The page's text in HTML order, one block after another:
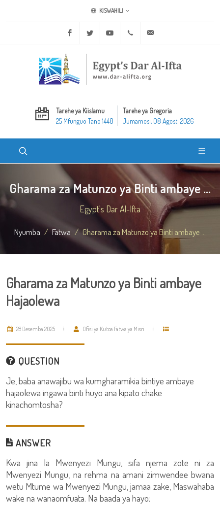
KISWAHILI
Facebook Twitter Youtube +20 2 25970400
Tarehe ya Kiislamu
25 Mfunguo Tano 1448
Tarehe ya Gregoria
Jumamosi, 08 Agosti 2026
Gharama za Matunzo ya Binti ambaye ...
Egypt's Dar Al-Ifta
Nyumba Fatwa Gharama za Matunzo ya Binti ambaye ...
Gharama za Matunzo ya Binti ambaye
Hajaolewa
28 Desemba 2025 Ofisi ya Kutoa Fatwa ya Misri
QUESTION
Je, baba anawajibu wa kumgharamikia bintiye ambaye
hajaolewa ingawa binti huyo ana kipato chake
kinachomtosha?
ANSWER
Kwa jina la Mwenyezi Mungu, sifa njema zote ni za
Mwenyezi Mungu, na rehma na amani zimwendee bwana
wetu Mtume wa Mwenyezi Mungu, jamaa zake, Maswahaba
wake na wanaomfuata. Na baada ya hayo: